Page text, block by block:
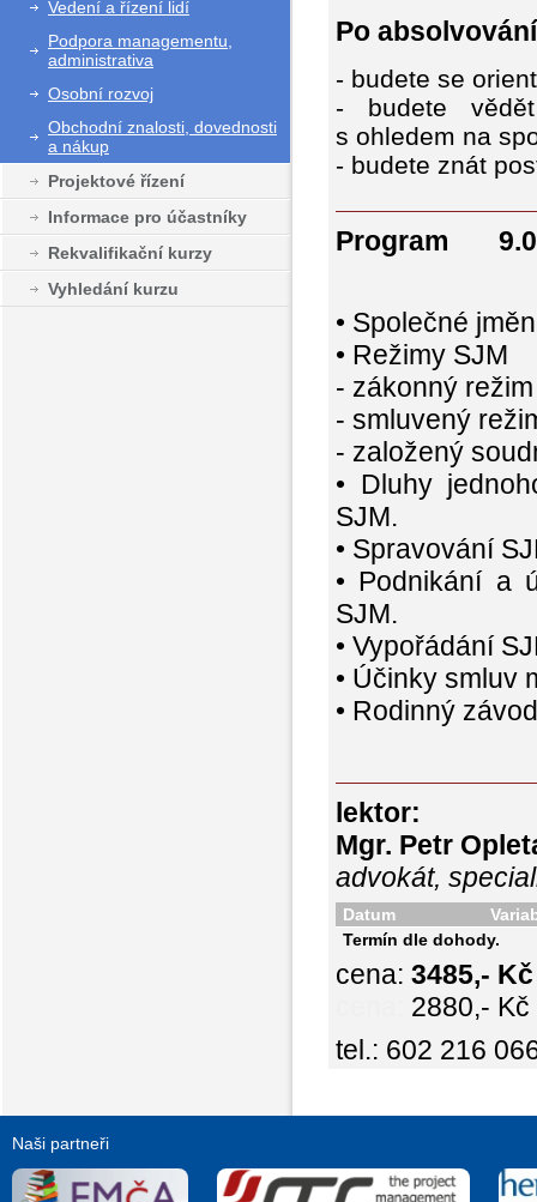
Vedení a řízení lidí
Podpora managementu,
administrativa
Osobní rozvoj
Obchodní znalosti, dovednosti
a nákup
Projektové řízení
Informace pro účastníky
Rekvalifikační kurzy
Vyhledání kurzu
Po
- budete se
- budete
s ohledem na
- budete znát
Program
• Společné
• Režimy SJM
- zákonný
- smluvený
- založený
• Dluhy
SJM.
• Spravování
• Podnikání a
SJM.
• Vypořádání
• Účinky smluv
• Rodinný
lektor:
Mgr. Petr
advokát,
Datum
Termín dle dohody.
cena: 3485,-
2880,-
tel.: 602 216
Naši partneři